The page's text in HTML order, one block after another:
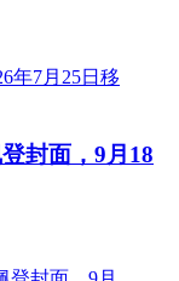
封面，9月18